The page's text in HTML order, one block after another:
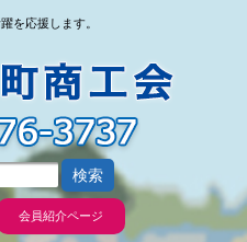
を応援します。
会員紹介ページ